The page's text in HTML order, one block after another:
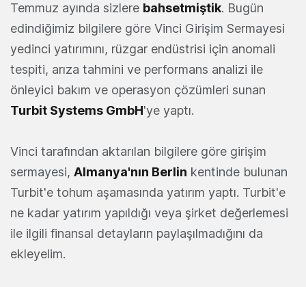
Temmuz ayında sizlere bahsetmiştik. Bugün
edindiğimiz bilgilere göre Vinci Girişim Sermayesi
yedinci yatırımını, rüzgar endüstrisi için anomali
tespiti, arıza tahmini ve performans analizi ile
önleyici bakım ve operasyon çözümleri sunan
Turbit Systems GmbH'ye yaptı.
Vinci tarafından aktarılan bilgilere göre girişim
sermayesi, Almanya'nın Berlin kentinde bulunan
Turbit'e tohum aşamasında yatırım yaptı. Turbit'e
ne kadar yatırım yapıldığı veya şirket değerlemesi
ile ilgili finansal detayların paylaşılmadığını da
ekleyelim.